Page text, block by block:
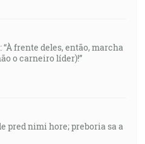
“À frente deles, então, marcha
o carneiro líder)!”
pred nimi hore; preboria sa a